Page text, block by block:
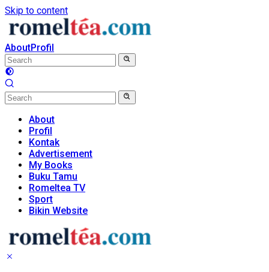
Skip to content
AboutProfil
About
Profil
Kontak
Advertisement
My Books
Buku Tamu
Romeltea TV
Sport
Bikin Website